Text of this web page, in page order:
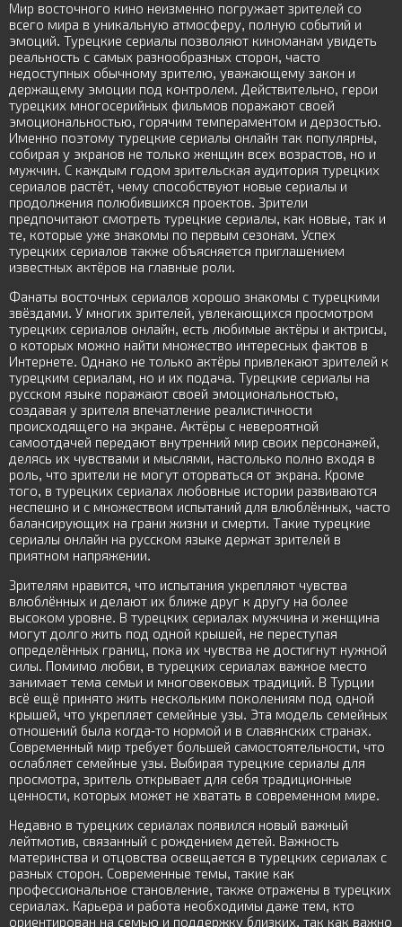
Мир восточного кино неизменно погружает зрителей со
всего мира в уникальную атмосферу, полную событий и
эмоций. Турецкие сериалы позволяют киноманам увидеть
реальность с самых разнообразных сторон, часто
недоступных обычному зрителю, уважающему закон и
держащему эмоции под контролем. Действительно, герои
турецких многосерийных фильмов поражают своей
эмоциональностью, горячим темпераментом и дерзостью.
Именно поэтому турецкие сериалы онлайн так популярны,
собирая у экранов не только женщин всех возрастов, но и
мужчин. С каждым годом зрительская аудитория турецких
сериалов растёт, чему способствуют новые сериалы и
продолжения полюбившихся проектов. Зрители
предпочитают смотреть турецкие сериалы, как новые, так и
те, которые уже знакомы по первым сезонам. Успех
турецких сериалов также объясняется приглашением
известных актёров на главные роли.
Фанаты восточных сериалов хорошо знакомы с турецкими
звёздами. У многих зрителей, увлекающихся просмотром
турецких сериалов онлайн, есть любимые актёры и актрисы,
о которых можно найти множество интересных фактов в
Интернете. Однако не только актёры привлекают зрителей к
турецким сериалам, но и их подача. Турецкие сериалы на
русском языке поражают своей эмоциональностью,
создавая у зрителя впечатление реалистичности
происходящего на экране. Актёры с невероятной
самоотдачей передают внутренний мир своих персонажей,
делясь их чувствами и мыслями, настолько полно входя в
роль, что зрители не могут оторваться от экрана. Кроме
того, в турецких сериалах любовные истории развиваются
неспешно и с множеством испытаний для влюблённых, часто
балансирующих на грани жизни и смерти. Такие турецкие
сериалы онлайн на русском языке держат зрителей в
приятном напряжении.
Зрителям нравится, что испытания укрепляют чувства
влюблённых и делают их ближе друг к другу на более
высоком уровне. В турецких сериалах мужчина и женщина
могут долго жить под одной крышей, не переступая
определённых границ, пока их чувства не достигнут нужной
силы. Помимо любви, в турецких сериалах важное место
занимает тема семьи и многовековых традиций. В Турции
всё ещё принято жить нескольким поколениям под одной
крышей, что укрепляет семейные узы. Эта модель семейных
отношений была когда-то нормой и в славянских странах.
Современный мир требует большей самостоятельности, что
ослабляет семейные узы. Выбирая турецкие сериалы для
просмотра, зритель открывает для себя традиционные
ценности, которых может не хватать в современном мире.
Недавно в турецких сериалах появился новый важный
лейтмотив, связанный с рождением детей. Важность
материнства и отцовства освещается в турецких сериалах с
разных сторон. Современные темы, такие как
профессиональное становление, также отражены в турецких
сериалах. Карьера и работа необходимы даже тем, кто
ориентирован на семью и поддержку близких, так как важно